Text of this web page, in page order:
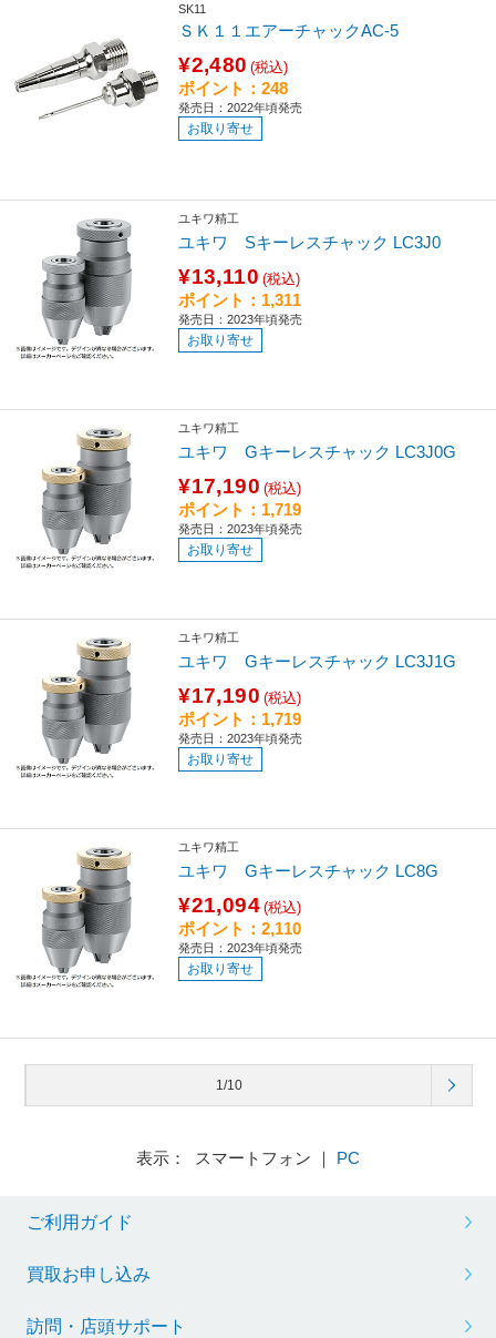
SK11
ＳＫ１１エアーチャックAC-5
¥2,480 (税込)
ポイント：248
発売日：2022年頃発売
お取り寄せ
ユキワ精工
ユキワ Sキーレスチャック LC3J0
¥13,110 (税込)
ポイント：1,311
発売日：2023年頃発売
お取り寄せ
ユキワ精工
ユキワ Gキーレスチャック LC3J0G
¥17,190 (税込)
ポイント：1,719
発売日：2023年頃発売
お取り寄せ
ユキワ精工
ユキワ Gキーレスチャック LC3J1G
¥17,190 (税込)
ポイント：1,719
発売日：2023年頃発売
お取り寄せ
ユキワ精工
ユキワ Gキーレスチャック LC8G
¥21,094 (税込)
ポイント：2,110
発売日：2023年頃発売
お取り寄せ
1/10
表示： スマートフォン ｜ PC
ご利用ガイド
買取お申し込み
訪問・店頭サポート